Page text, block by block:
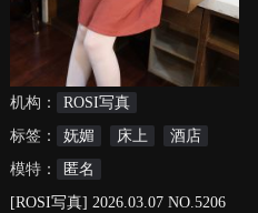
机构：
ROSI写真
标签：
妩媚 床上
酒店
模特：
匿名
[ROSI写真] 2026.03.07 NO.5206